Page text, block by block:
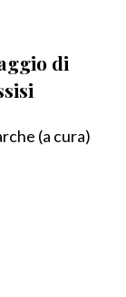
di
(a cura)